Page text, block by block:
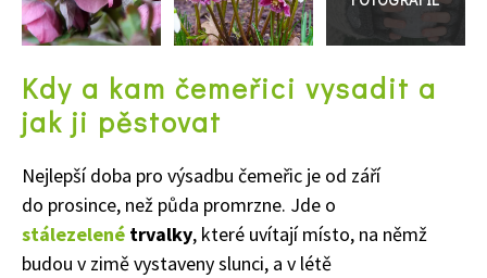
Kdy a kam čemeřici vysadit a
jak ji pěstovat
Nejlepší doba pro výsadbu čemeřic je od září
do prosince, než půda promrzne. Jde o
stálezelené trvalky, které uvítají místo, na němž
budou v zimě vystaveny slunci, a v létě